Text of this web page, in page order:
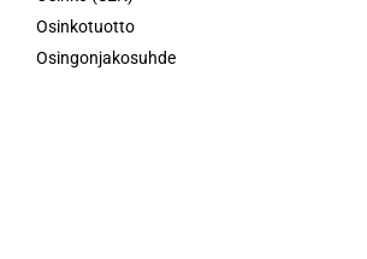
Osinkotuotto
Osingonjakosuhde